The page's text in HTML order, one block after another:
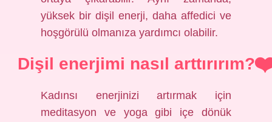
yüksek bir dişil enerji, daha affedici ve
hoşgörülü olmanıza yardımcı olabilir.
Dişil enerjimi nasıl arttırırım?
Kadınsı enerjinizi artırmak için
meditasyon ve yoga gibi içe dönük